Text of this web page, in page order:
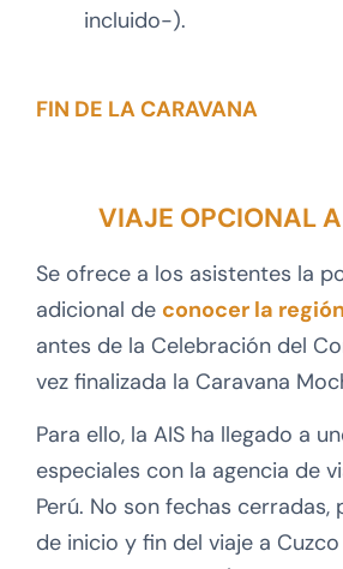
incluido-).
FIN DE LA CARAVANA
VIAJE OPCIONAL
Se ofrece a los asistentes la
adicional de conocer la
antes de la Celebración del
vez finalizada la Caravana
Para ello, la AIS ha llegado a
especiales con la agencia de
Perú. No son fechas cerradas,
de inicio y fin del viaje a